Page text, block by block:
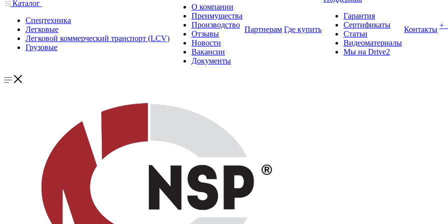
Каталог
Спецтехника
Легковые
Легковой коммерческий транспорт (LCV)
Грузовые
О компании
Преимущества
Производство
Отзывы
Новости
Вакансии
Документы
Партнерам Где купить
Гарантия
Сертификаты
Статьи
Видеоматериалы
Мы на Drive2
Контакты +